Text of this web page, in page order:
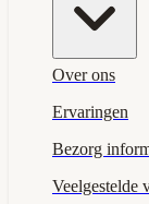
Over ons
Ervaringen
Bezorg
Veelgestelde